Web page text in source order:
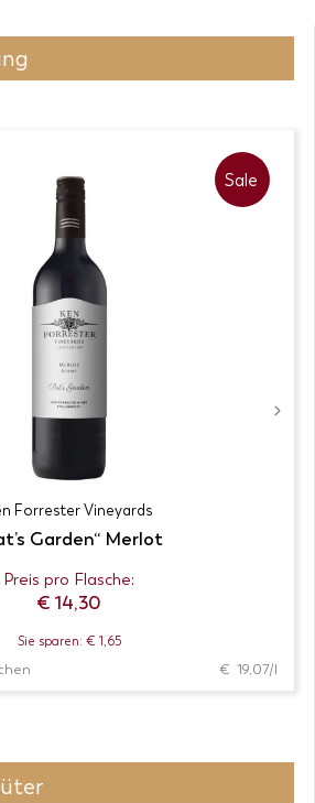
Sale
Forrester Vineyards
Garden“ Merlot
Preis pro Flasche:
€ 14,30
Sie sparen: € 1,65
€ 19,07/l
nicht verfügbar – bitte
Sie mich